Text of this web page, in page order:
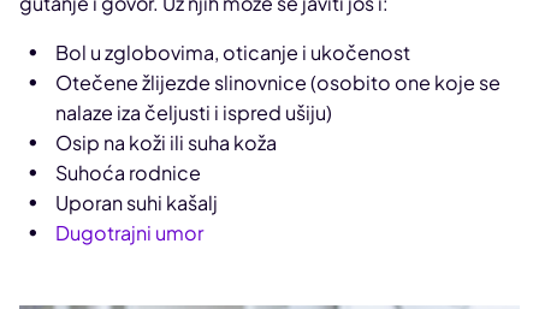
Bol u zglobovima, oticanje i ukočenost
Otečene žlijezde slinovnice (osobito one koje se
nalaze iza čeljusti i ispred ušiju)
Osip na koži ili suha koža
Suhoća rodnice
Uporan suhi kašalj
Dugotrajni umor